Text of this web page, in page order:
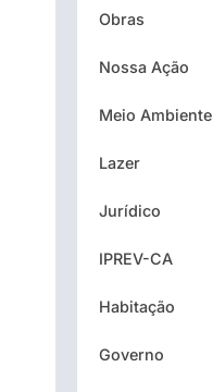
Obras
Nossa Ação
Meio Ambiente
Lazer
Jurídico
IPREV-CA
Habitação
Governo